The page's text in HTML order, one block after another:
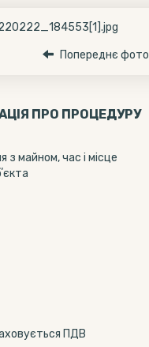
Попереднє фото
ПРО ПРОЦЕДУРУ
з майном, час і місце
ПДВ